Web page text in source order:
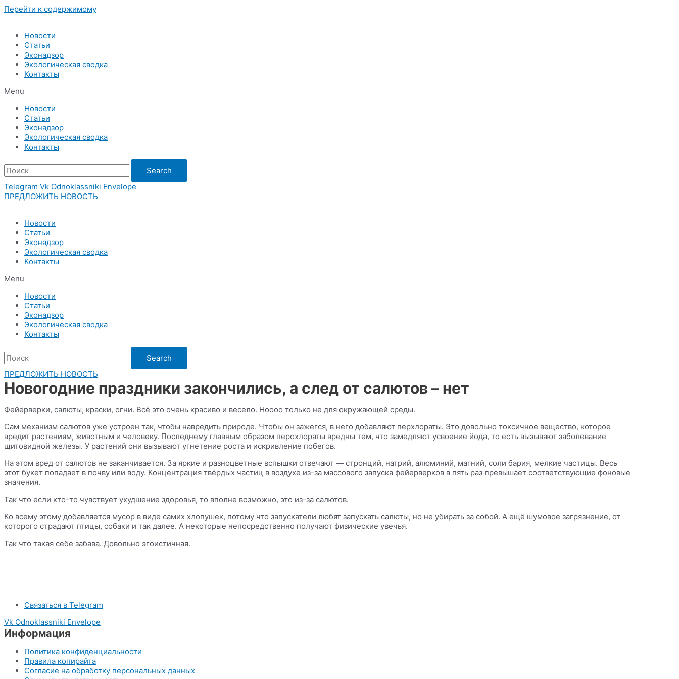
Перейти к содержимому
Новости
Статьи
Эконадзор
Экологическая сводка
Контакты
Menu
Новости
Статьи
Эконадзор
Экологическая сводка
Контакты
Search
Telegram Vk Odnoklassniki Envelope
ПРЕДЛОЖИТЬ НОВОСТЬ
Новости
Статьи
Эконадзор
Экологическая сводка
Контакты
Menu
Новости
Статьи
Эконадзор
Экологическая сводка
Контакты
Search
ПРЕДЛОЖИТЬ НОВОСТЬ
Новогодние праздники закончились, а след от салютов – нет
Фейерверки, салюты, краски, огни. Всё это очень красиво и весело. Ноооо только не для окружающей среды.
Сам механизм салютов уже устроен так, чтобы навредить природе. Чтобы он зажегся, в него добавляют перхлораты. Это довольно токсичное вещество, которое
вредит растениям, животным и человеку. Последнему главным образом перохлораты вредны тем, что замедляют усвоение йода, то есть вызывают заболевание
щитовидной железы. У растений они вызывают угнетение роста и искривление побегов.
На этом вред от салютов не заканчивается. За яркие и разноцветные вспышки отвечают — стронций, натрий, алюминий, магний, соли бария, мелкие частицы. Весь
этот букет попадает в почву или воду. Концентрация твёрдых частиц в воздухе из-за массового запуска фейерверков в пять раз превышает соответствующие фоновые
значения.
Так что если кто-то чувствует ухудшение здоровья, то вполне возможно, это из-за салютов.
Ко всему этому добавляется мусор в виде самих хлопушек, потому что запускатели любят запускать салюты, но не убирать за собой. А ещё шумовое загрязнение, от
которого страдают птицы, собаки и так далее. А некоторые непосредственно получают физические увечья.
Так что такая себе забава. Довольно эгоистичная.
Связаться в Telegram
Vk Odnoklassniki Envelope
Информация
Политика конфиденциальности
Правила копирайта
Согласие на обработку персональных данных